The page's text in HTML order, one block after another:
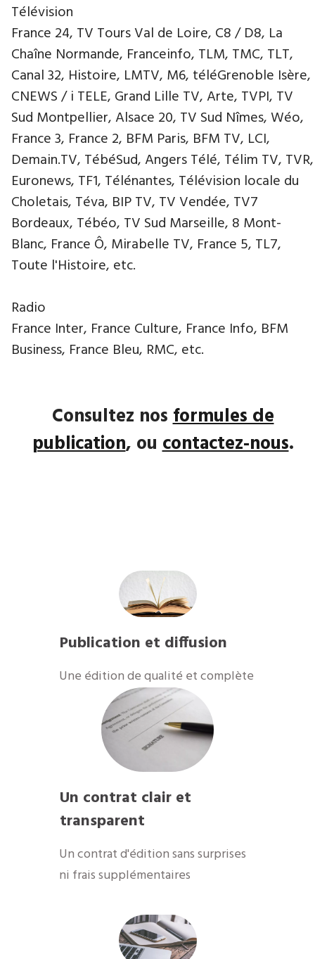
Télévision
France 24, TV Tours Val de Loire, C8 / D8, La
Chaîne Normande, Franceinfo, TLM, TMC, TLT,
Canal 32, Histoire, LMTV, M6, téléGrenoble Isère,
CNEWS / i TELE, Grand Lille TV, Arte, TVPI, TV
Sud Montpellier, Alsace 20, TV Sud Nîmes, Wéo,
France 3, France 2, BFM Paris, BFM TV, LCI,
Demain.TV, TébéSud, Angers Télé, Télim TV, TVR,
Euronews, TF1, Télénantes, Télévision locale du
Choletais, Téva, BIP TV, TV Vendée, TV7
Bordeaux, Tébéo, TV Sud Marseille, 8 Mont-
Blanc, France Ô, Mirabelle TV, France 5, TL7,
Toute l'Histoire, etc.
Radio
France Inter, France Culture, France Info, BFM
Business, France Bleu, RMC, etc.
Consultez nosformules de
publication, oucontactez-nous.
Publication et diffusion
Une édition de qualité et complète
Un contrat clair et
transparent
Un contrat d'édition sans surprises
ni frais supplémentaires